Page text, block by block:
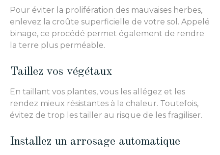
Pour éviter la prolifération des mauvaises herbes,
enlevez la croûte superficielle de votre sol. Appelé
binage, ce procédé permet également de rendre
la terre plus perméable.
Taillez vos végétaux
En taillant vos plantes, vous les allégez et les
rendez mieux résistantes à la chaleur. Toutefois,
évitez de trop les tailler au risque de les fragiliser.
Installez un arrosage automatique